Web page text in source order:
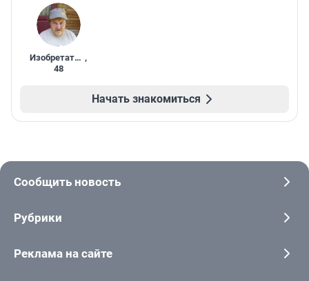
Изобретатель ,
48
Начать знакомиться
Сообщить новость
Рубрики
Реклама на сайте